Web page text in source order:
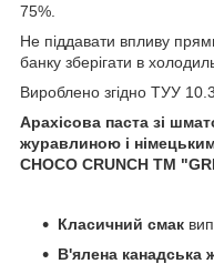
75%.
Не піддавати впливу
банку зберігати в
Вироблено згідно ТУУ
Арахісова паста зі
журавлиною і
CHOCO CRUNCH ТМ
Класичний смак
В'ялена канадська